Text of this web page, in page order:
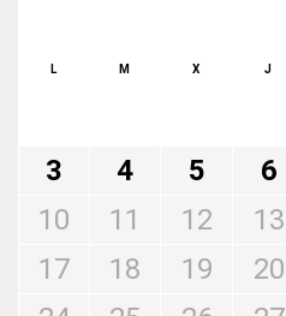
L M X J
3
4 5 6
10
11 12 13
17
18 19 20